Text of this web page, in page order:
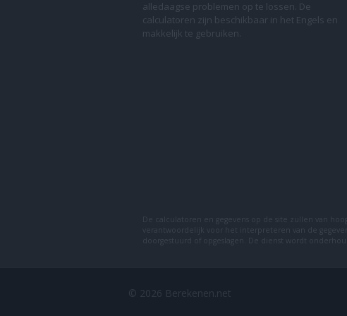
alledaagse problemen op te lossen. De
calculatoren zijn beschikbaar in het Engels en
makkelijk te gebruiken.
De calculatoren en gegevens op de site zullen van
verantwoordelijk voor het interpreteren van de
doorgestuurd of opgeslagen. De dienst wordt
© 2026 Berekenen.net